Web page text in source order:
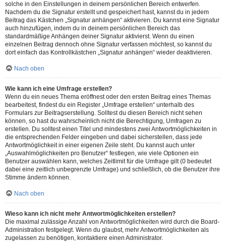
solche in den Einstellungen in deinem persönlichen Bereich entwerfen.
Nachdem du die Signatur erstellt und gespeichert hast, kannst du in jedem
Beitrag das Kästchen „Signatur anhängen“ aktivieren. Du kannst eine Signatur
auch hinzufügen, indem du in deinem persönlichen Bereich das
standardmäßige Anhängen deiner Signatur aktivierst. Wenn du einen
einzelnen Beitrag dennoch ohne Signatur verfassen möchtest, so kannst du
dort einfach das Kontrollkästchen „Signatur anhängen“ wieder deaktivieren.
Nach oben
Wie kann ich eine Umfrage erstellen?
Wenn du ein neues Thema eröffnest oder den ersten Beitrag eines Themas
bearbeitest, findest du ein Register „Umfrage erstellen“ unterhalb des
Formulars zur Beitragserstellung. Solltest du diesen Bereich nicht sehen
können, so hast du wahrscheinlich nicht die Berechtigung, Umfragen zu
erstellen. Du solltest einen Titel und mindestens zwei Antwortmöglichkeiten in
die entsprechenden Felder eingeben und dabei sicherstellen, dass jede
Antwortmöglichkeit in einer eigenen Zeile steht. Du kannst auch unter
„Auswahlmöglichkeiten pro Benutzer“ festlegen, wie viele Optionen ein
Benutzer auswählen kann, welches Zeitlimit für die Umfrage gilt (0 bedeutet
dabei eine zeitlich unbegrenzte Umfrage) und schließlich, ob die Benutzer ihre
Stimme ändern können.
Nach oben
Wieso kann ich nicht mehr Antwortmöglichkeiten erstellen?
Die maximal zulässige Anzahl von Antwortmöglichkeiten wird durch die Board-
Administration festgelegt. Wenn du glaubst, mehr Antwortmöglichkeiten als
zugelassen zu benötigen, kontaktiere einen Administrator.